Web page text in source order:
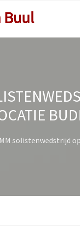
Buul
solistenwedstrijd